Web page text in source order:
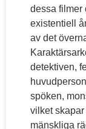
dessa filmer
existentiell
av det
detektiven,
spöken,
vilket
mänskliga